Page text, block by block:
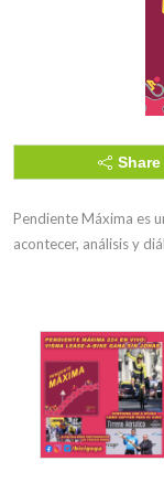
Share
Pendiente Máxima es
acontecer, análisis y